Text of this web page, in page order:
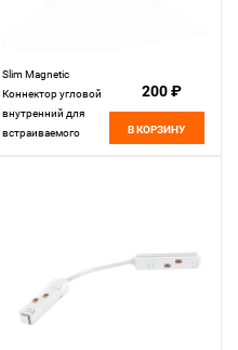
Slim Magnetic
Коннектор угловой
внутренний для
встраиваемого
200 ₽
В КОРЗИНУ